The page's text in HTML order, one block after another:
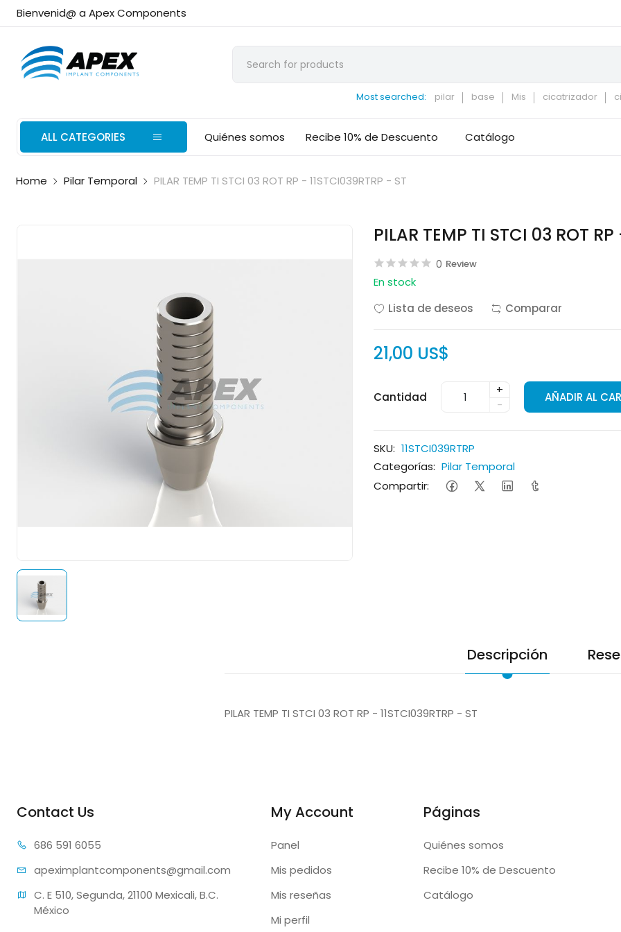
Bienvenid@ a Apex Components
Most searched: pilar base Mis cicatrizador
ALL CATEGORIES Quiénes somos Recibe 10% de Descuento Catálogo
Home Pilar Temporal PILAR TEMP TI STCI 03 ROT RP - 11STCI039RTRP - ST
PILAR TEMP TI STCI 03 ROT
0 Review
En stock
Lista de deseos
Comparar
21,00 US$
Cantidad
+
-
AÑADIR AL
SKU: 11STCI039RTRP
Categorías: Pilar Temporal
Compartir:
Descripción
PILAR TEMP TI STCI 03 ROT RP - 11STCI039RTRP - ST
Contact Us
686 591 6055
apeximplantcomponents@gmail.com
C. E 510, Segunda, 21100 Mexicali, B.C.
México
My Account
Panel
Mis pedidos
Mis reseñas
Mi perfil
Páginas
Quiénes somos
Recibe 10% de Descuento
Catálogo